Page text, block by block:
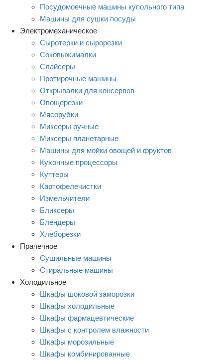
Посудомоечные машины купольного типа
Машины для сушки посуды
Электромеханическое
Сыротерки и сырорезки
Соковыжималки
Слайсеры
Протирочные машины
Открывалки для консервов
Овощерезки
Мясорубки
Миксеры ручные
Миксеры планетарные
Машины для мойки овощей и фруктов
Кухонные процессоры
Куттеры
Картофелечистки
Измельчители
Бликсеры
Блендеры
Хлеборезки
Прачечное
Сушильные машины
Стиральные машины
Холодильное
Шкафы шоковой заморозки
Шкафы холодильные
Шкафы фармацевтические
Шкафы с контролем влажности
Шкафы морозильные
Шкафы комбинированные